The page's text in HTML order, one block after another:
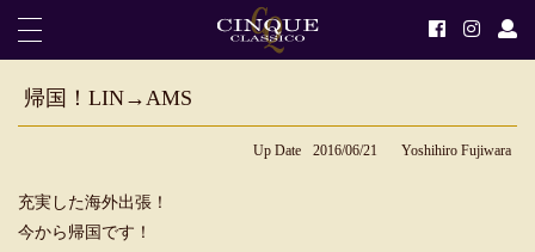
帰国！LIN→AMS
Up Date 2016/06/21 Yoshihiro Fujiwara
充実した海外出張！
今から帰国です！